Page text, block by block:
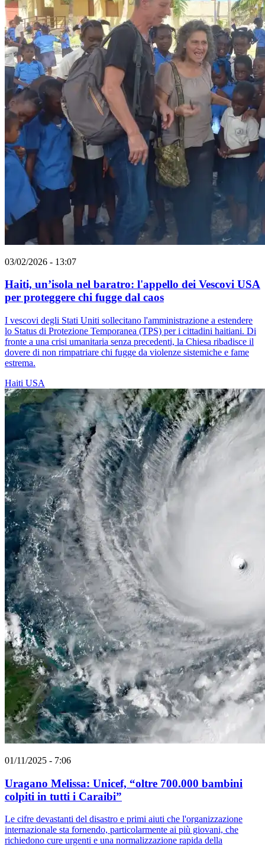
03/02/2026 - 13:07
Haiti, un’isola nel baratro: l'appello dei Vescovi USA
per proteggere chi fugge dal caos
I vescovi degli Stati Uniti sollecitano l'amministrazione a estendere
lo Status di Protezione Temporanea (TPS) per i cittadini haitiani. Di
fronte a una crisi umanitaria senza precedenti, la Chiesa ribadisce il
dovere di non rimpatriare chi fugge da violenze sistemiche e fame
estrema.
Haiti USA
01/11/2025 - 7:06
Uragano Melissa: Unicef, “oltre 700.000 bambini
colpiti in tutti i Caraibi”
Le cifre devastanti del disastro e primi aiuti che l'organizzazione
internazionale sta fornendo, particolarmente ai più giovani, che
richiedono cure urgenti e una normalizzazione rapida della